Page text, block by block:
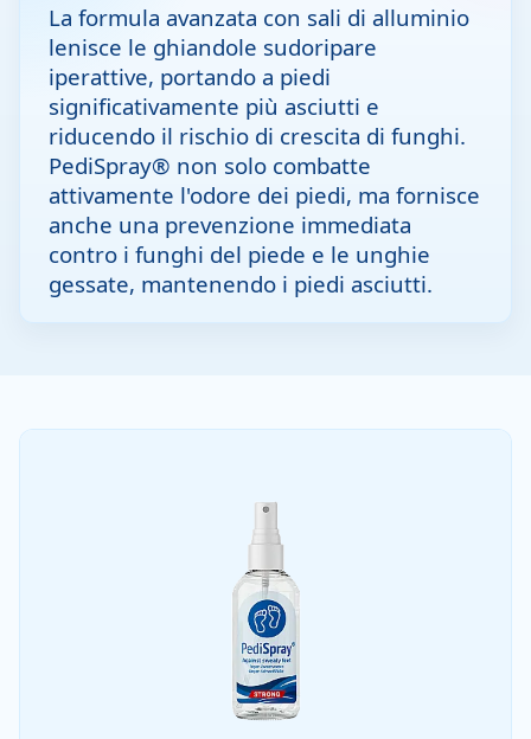
La formula avanzata con sali di alluminio
lenisce le ghiandole sudoripare
iperattive, portando a piedi
significativamente più asciutti e
riducendo il rischio di crescita di funghi.
PediSpray® non solo combatte
attivamente l'odore dei piedi, ma fornisce
anche una prevenzione immediata
contro i funghi del piede e le unghie
gessate, mantenendo i piedi asciutti.